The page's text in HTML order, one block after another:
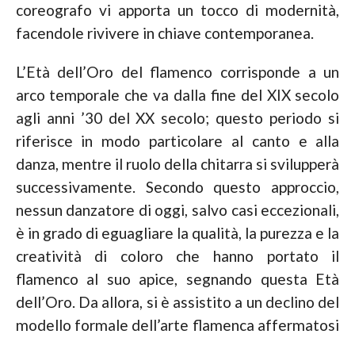
coreografo vi apporta un tocco di modernità,
facendole rivivere in chiave contemporanea.
L’Età dell’Oro del flamenco corrisponde a un
arco temporale che va dalla fine del XIX secolo
agli anni ’30 del XX secolo; questo periodo si
riferisce in modo particolare al canto e alla
danza, mentre il ruolo della chitarra si svilupperà
successivamente. Secondo questo approccio,
nessun danzatore di oggi, salvo casi eccezionali,
è in grado di eguagliare la qualità, la purezza e la
creatività di coloro che hanno portato il
flamenco al suo apice, segnando questa Età
dell’Oro. Da allora, si è assistito a un declino del
modello formale dell’arte flamenca affermatosi